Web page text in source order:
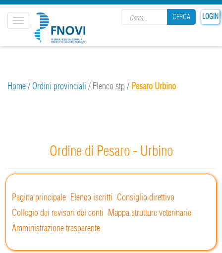
LOGIN
CERCA
Toggle
navigation
Home/ Ordini provinciali / Elenco stp / Pesaro Urbino
Ordine di Pesaro - Urbino
Pagina principale Elenco iscritti Consiglio direttivo
Collegio dei revisori dei conti Mappa strutture veterinarie
Amministrazione trasparente